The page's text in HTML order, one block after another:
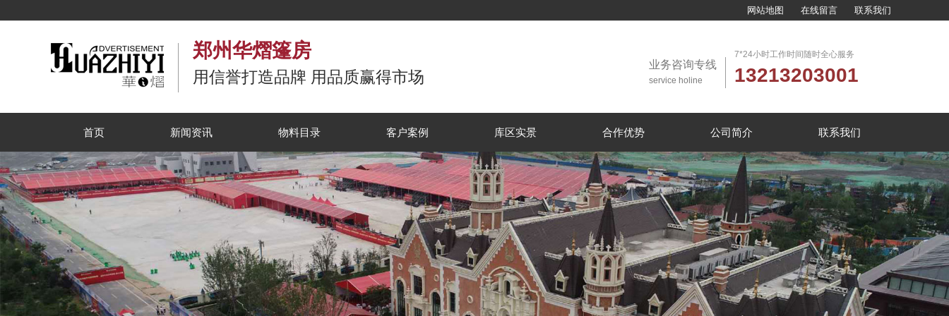
网站地图 在线留言 联系我们
郑州华熠篷房
用信誉打造品牌 用品质赢得市场
业务咨询专线
service holine
7*24小时工作时间随时全心服务
13213203001
首页 新闻资讯 物料目录 客户案例 库区实景 合作优势 公司简介 联系我们